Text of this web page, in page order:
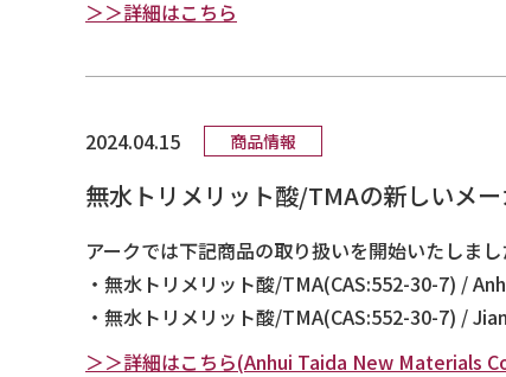
＞＞詳細はこちら
2024.04.15 商品情報
無水トリメリット酸/TMAの新しいメ
アークでは下記商品の取り扱いを開始いたしまし
・無水トリメリット酸/TMA(CAS:552-30-7) /
・無水トリメリット酸/TMA(CAS:552-30-7) /
＞＞詳細はこちら(Anhui Taida New Materials